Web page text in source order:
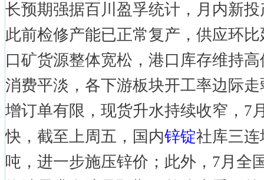
长预期强据百川盈孚统计，月内新
此前检修产能已正常复产，供应环
口矿货源整体宽松，港口库存维持
消费平淡，各下游板块开工率边际
增订单有限，现货升水持续收窄，7
快，截至上周五，国内锌锭社库三连
吨，进一步施压锌价；此外，7月全